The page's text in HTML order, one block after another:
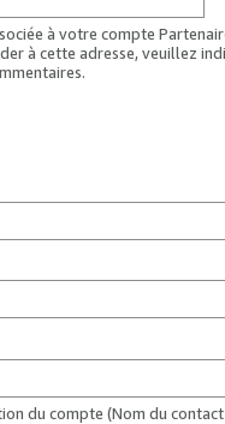
à votre compte
à cette adresse, veuillez
du compte (Nom du